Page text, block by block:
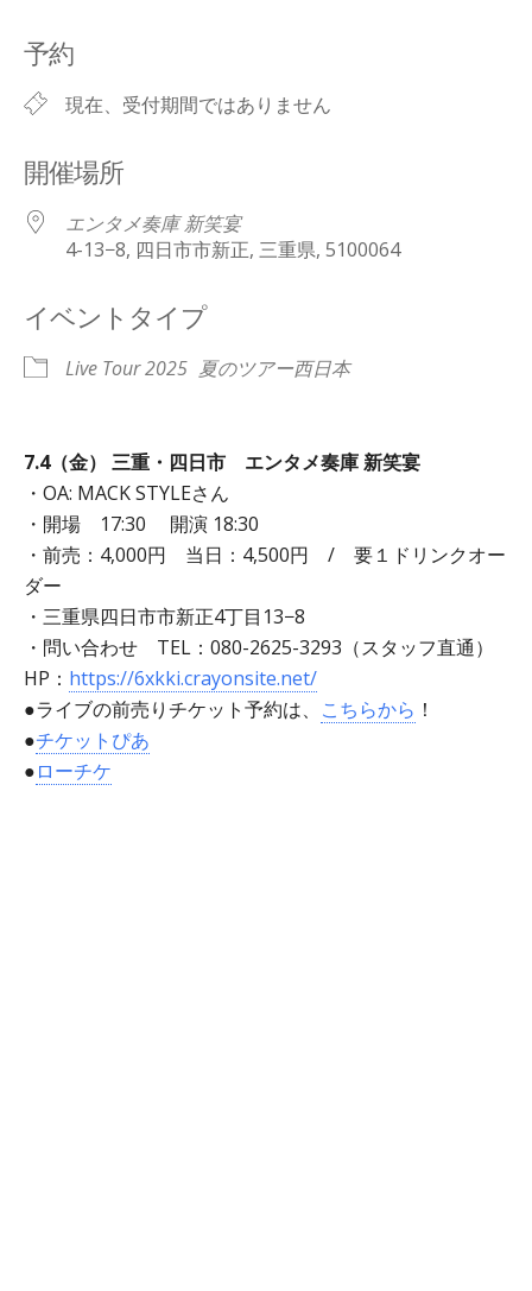
予約
現在、受付期間ではありません
開催場所
エンタメ奏庫 新笑宴
4-13−8, 四日市市新正, 三重県, 5100064
イベントタイプ
Live Tour 2025 夏のツアー西日本
7.4（金） 三重・四日市 エンタメ奏庫 新笑宴
・OA: MACK STYLEさん
・開場 17:30 開演 18:30
・前売：4,000円 当日：4,500円 / 要１ドリンクオー
ダー
・三重県四日市市新正4丁目13−8
・問い合わせ TEL：080-2625-3293（スタッフ直通）
HP： https://6xkki.crayonsite.net/
●ライブの前売りチケット予約は、 こちらから ！
●チケットぴあ
●ローチケ